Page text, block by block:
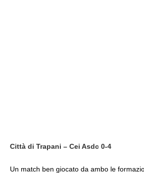
Città di Trapani – Cei Asdc 0-4
Un match ben giocato da ambo le